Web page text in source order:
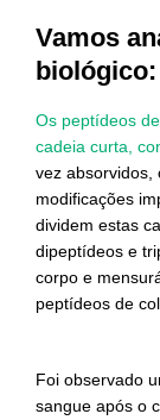
Vamos
biológico:
Os peptídeos
cadeia curta,
vez absorvidos,
modificações
dividem estas
dipeptídeos e
corpo e
peptídeos de
Foi observado
sangue após o